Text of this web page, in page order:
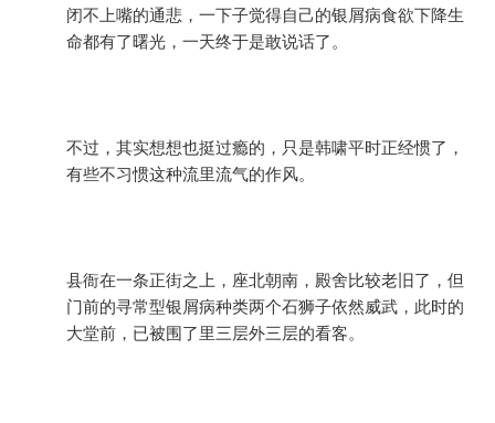
闭不上嘴的通悲，一下子觉得自己的银屑病食欲下降生
命都有了曙光，一天终于是敢说话了。
不过，其实想想也挺过瘾的，只是韩啸平时正经惯了，
有些不习惯这种流里流气的作风。
县衙在一条正街之上，座北朝南，殿舍比较老旧了，但
门前的寻常型银屑病种类两个石狮子依然威武，此时的
大堂前，已被围了里三层外三层的看客。